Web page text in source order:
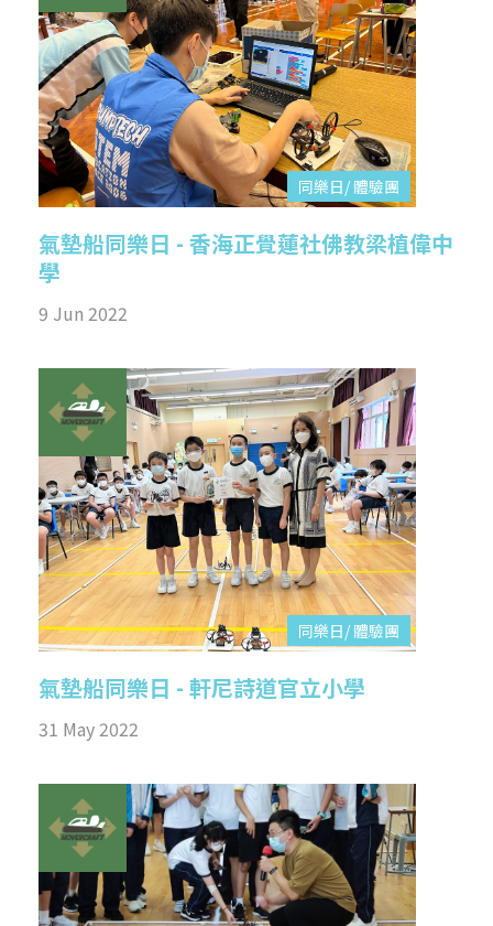
同樂日/ 體驗團
氣墊船同樂日 - 香海正覺蓮社佛教梁植偉中
學
9 Jun 2022
同樂日/ 體驗團
氣墊船同樂日 - 軒尼詩道官立小學
31 May 2022